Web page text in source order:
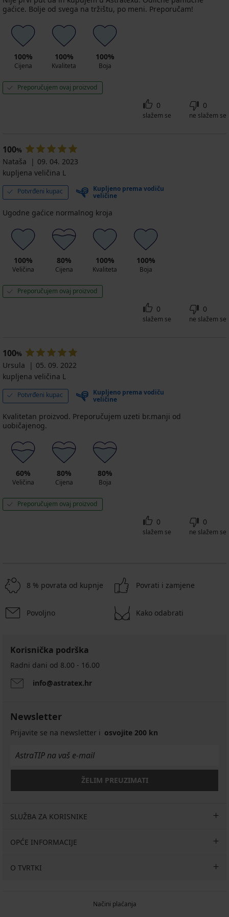
gaćice. Bolje od svega na tržištu, po meni. Preporučam!
100%
Cijena
100%
Kvaliteta
100%
Boja
Preporučujem ovaj proizvod
0
slažem se
0
ne slažem se
100%
Nataša
09. 04. 2023
kupljena veličina L
Potvrđeni kupac
Kupljeno prema vodiču
veličine
Ugodne gaćice normalnog kroja
100%
Veličina
80%
Cijena
100%
Kvaliteta
100%
Boja
Preporučujem ovaj proizvod
0
slažem se
0
ne slažem se
100%
Ursula
05. 09. 2022
kupljena veličina L
Potvrđeni kupac
Kupljeno prema vodiču
veličine
Kvalitetan proizvod. Preporučujem uzeti br.manji od
uobičajenog.
60%
Veličina
80%
Cijena
80%
Boja
Preporučujem ovaj proizvod
0
slažem se
0
ne slažem se
8 % povrata od kupnje Povrati i zamjene
Povoljno Kako odabrati
Korisnička podrška
Radni dani od 8.00 - 16.00
info@astratex.hr
Newsletter
Prijavite se na newsletter i osvojite 200 kn
ŽELIM PREUZIMATI
SLUŽBA ZA KORISNIKE
OPĆE INFORMACIJE
O TVRTKI
Načini plaćanja